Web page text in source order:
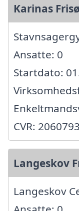
Karinas
Ansatte: 0
Startdato:
CVR:
Langeskov
Langeskov